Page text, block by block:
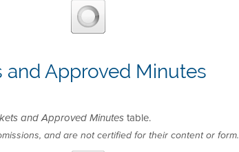
and Approved Minutes
and Approved Minutes table.
and are not certified for their content or form.